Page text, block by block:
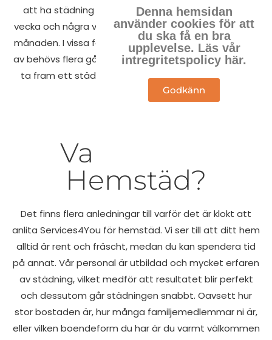
att ha städning en gång i veckan, andra varannan
vecka och några väljer en mer rejäl städning en gång i
månaden. I vissa fall kan det vara så att städning rent
av behövs flera gånger i veckan. Vi hjälper dig med att
ta fram ett städschema som passar både dig och
Varför Välja
Hemstäd?
Det finns flera anledningar till varför det är klokt att
anlita Services4You för hemstäd. Vi ser till att ditt hem
alltid är rent och fräscht, medan du kan spendera tid
på annat. Vår personal är utbildad och mycket erfaren
av städning, vilket medför att resultatet blir perfekt
och dessutom går städningen snabbt. Oavsett hur
stor bostaden är, hur många familjemedlemmar ni är,
eller vilken boendeform du har är du varmt välkommen
Denna hemsidan
använder cookies för att
du ska få en bra
upplevelse. Läs vår
intregritetspolicy här.
Godkänn